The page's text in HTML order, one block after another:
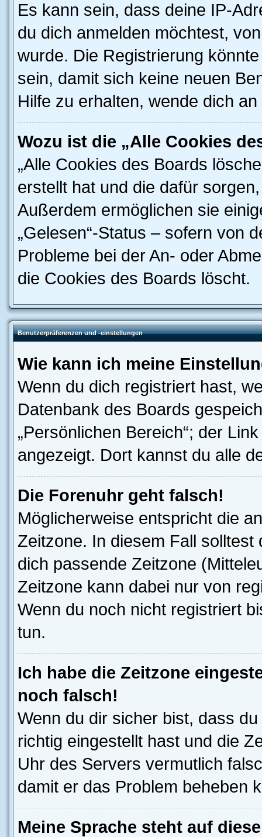
Es kann sein, dass deine IP-
du dich anmelden möchtest,
wurde. Die Registrierung
sein, damit sich keine neuen
Hilfe zu erhalten, wende dich
Wozu ist die „Alle Cookies
„Alle Cookies des Boards
erstellt hat und die dafür
Außerdem ermöglichen sie
„Gelesen“-Status – sofern von
Probleme bei der An- oder
die Cookies des Boards löscht.
Benutzerpräferenzen und -einstellungen
Wie kann ich meine
Wenn du dich registriert hast,
Datenbank des Boards
„Persönlichen Bereich“; der
angezeigt. Dort kannst du alle
Die Forenuhr geht falsch!
Möglicherweise entspricht die
Zeitzone. In diesem Fall solltest
dich passende Zeitzone
Zeitzone kann dabei nur von
Wenn du noch nicht registriert
tun.
Ich habe die Zeitzone
noch falsch!
Wenn du dir sicher bist, dass
richtig eingestellt hast und die
Uhr des Servers vermutlich
damit er das Problem beheben
Meine Sprache steht auf